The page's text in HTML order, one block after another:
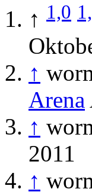
↑ 1,0
↑
Arena
↑
2011
↑